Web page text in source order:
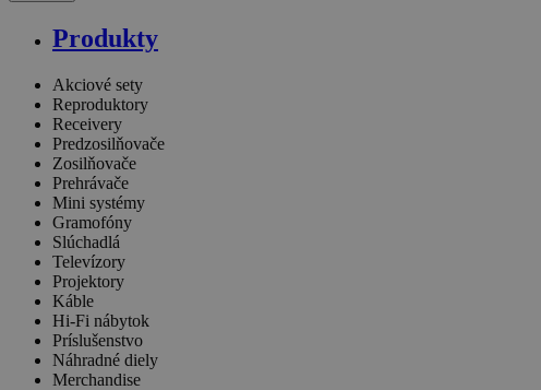
Produkty
Akciové sety
Reproduktory
Receivery
Predzosilňovače
Zosilňovače
Prehrávače
Mini systémy
Gramofóny
Slúchadlá
Televízory
Projektory
Káble
Hi-Fi nábytok
Príslušenstvo
Náhradné diely
Merchandise